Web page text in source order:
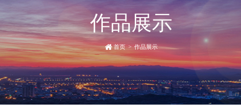
作品展示
首页 > 作品展示